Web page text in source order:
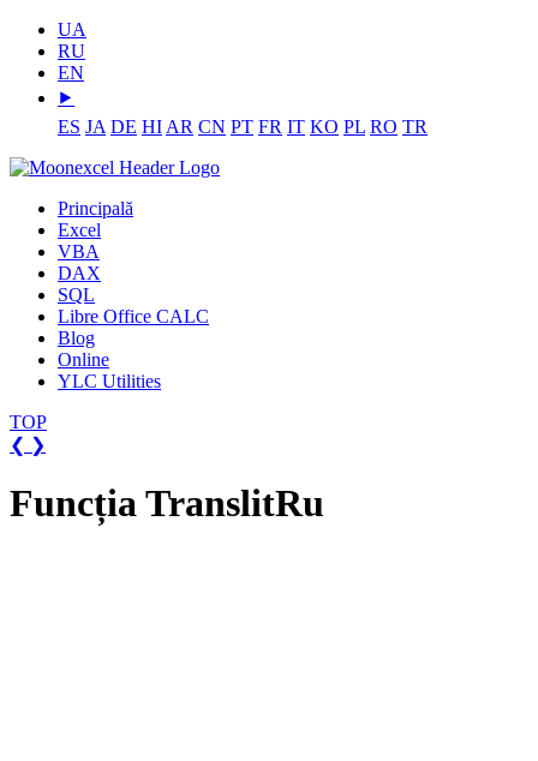
UA
RU
EN
⯈
ES JA DE HI AR CN PT FR IT KO PL RO TR
Principală
Excel
VBA
DAX
SQL
Libre Office CALC
Blog
Online
YLC Utilities
TOP
❮ ❯
Funcția TranslitRu